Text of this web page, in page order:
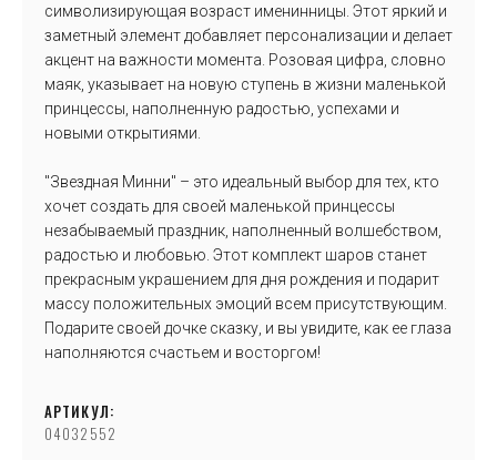
символизирующая возраст именинницы. Этот яркий и
заметный элемент добавляет персонализации и делает
акцент на важности момента. Розовая цифра, словно
маяк, указывает на новую ступень в жизни маленькой
принцессы, наполненную радостью, успехами и
новыми открытиями.
"Звездная Минни" – это идеальный выбор для тех, кто
хочет создать для своей маленькой принцессы
незабываемый праздник, наполненный волшебством,
радостью и любовью. Этот комплект шаров станет
прекрасным украшением для дня рождения и подарит
массу положительных эмоций всем присутствующим.
Подарите своей дочке сказку, и вы увидите, как ее глаза
наполняются счастьем и восторгом!
АРТИКУЛ:
04032552